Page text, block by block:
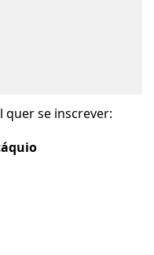
quer se inscrever: